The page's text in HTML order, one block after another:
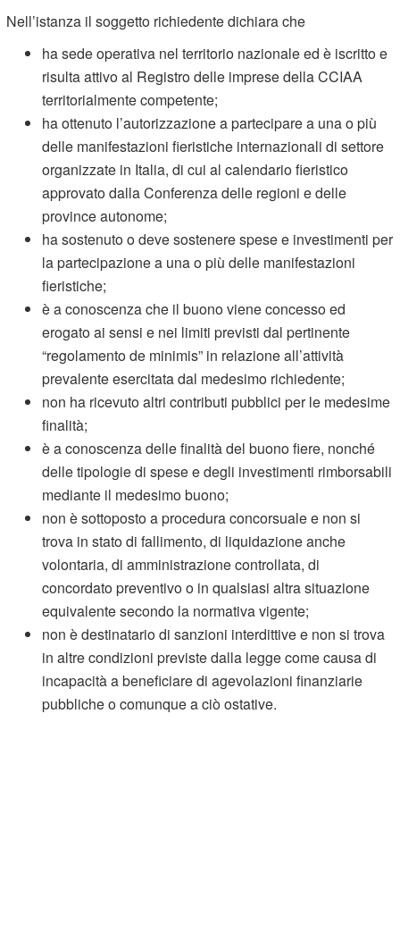
Nell’istanza il soggetto richiedente dichiara che
ha sede operativa nel territorio nazionale ed è iscritto e
risulta attivo al Registro delle imprese della CCIAA
territorialmente competente;
ha ottenuto l’autorizzazione a partecipare a una o più
delle manifestazioni fieristiche internazionali di settore
organizzate in Italia, di cui al calendario fieristico
approvato dalla Conferenza delle regioni e delle
province autonome;
ha sostenuto o deve sostenere spese e investimenti per
la partecipazione a una o più delle manifestazioni
fieristiche;
è a conoscenza che il buono viene concesso ed
erogato ai sensi e nei limiti previsti dal pertinente
“regolamento de minimis” in relazione all’attività
prevalente esercitata dal medesimo richiedente;
non ha ricevuto altri contributi pubblici per le medesime
finalità;
è a conoscenza delle finalità del buono fiere, nonché
delle tipologie di spese e degli investimenti rimborsabili
mediante il medesimo buono;
non è sottoposto a procedura concorsuale e non si
trova in stato di fallimento, di liquidazione anche
volontaria, di amministrazione controllata, di
concordato preventivo o in qualsiasi altra situazione
equivalente secondo la normativa vigente;
non è destinatario di sanzioni interdittive e non si trova
in altre condizioni previste dalla legge come causa di
incapacità a beneficiare di agevolazioni finanziarie
pubbliche o comunque a ciò ostative.